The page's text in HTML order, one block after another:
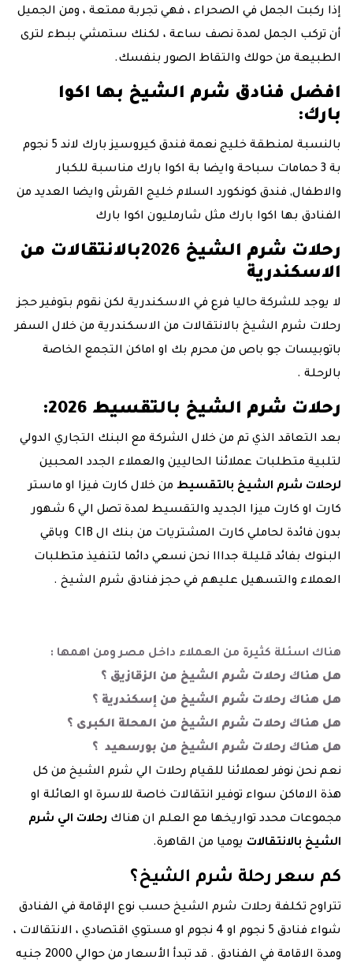
إذا ركبت الجمل في الصحراء ، فهي تجربة ممتعة ، ومن الجميل
أن تركب الجمل لمدة نصف ساعة ، لكنك ستمشي ببطء لترى
الطبيعة من حولك والتقاط الصور بنفسك.
افضل فنادق شرم الشيخ بها اكوا
بارك:
بالنسبة لمنطقة خليج نعمة فندق كيروسيز بارك لاند 5 نجوم
بة 3 حمامات سباحة وايضا بة اكوا بارك مناسبة للكبار
والاطفال, فندق كونكورد السلام خليج القرش وايضا العديد من
الفنادق بها اكوا بارك مثل شارمليون اكوا بارك
رحلات شرم الشيخ 2026بالانتقالات من
الاسكندرية
لا يوجد للشركة حاليا فرع في الاسكندرية لكن نقوم بتوفير حجز
رحلات شرم الشيخ بالانتقالات من الاسكندرية من خلال السفر
باتوبيسات جو باص من محرم بك او اماكن التجمع الخاصة
بالرحلة .
رحلات شرم الشيخ بالتقسيط 2026:
بعد التعاقد الذي تم من خلال الشركة مع البنك التجاري الدولي
لتلبية متطلبات عملائنا الحاليين والعملاء الجدد المحبين
لرحلات شرم الشيخ بالتقسيط من خلال كارت فيزا او ماستر
كارت او كارت ميزا الجديد والتقسيط لمدة تصل الي 6 شهور
بدون فائدة لحاملي كارت المشتريات من بنك ال CIB وباقي
البنوك بفائد قليلة جدااا نحن نسعي دائما لتنفيذ متطلبات
العملاء والتسهيل عليهم في حجز فنادق شرم الشيخ .
هناك اسئلة كثيرة من العملاء داخل مصر ومن اهمها :
هل هناك رحلات شرم الشيخ من الزقازيق ؟
هل هناك رحلات شرم الشيخ من إسكندرية ؟
هل هناك رحلات شرم الشيخ من المحلة الكبرى ؟
هل هناك رحلات شرم الشيخ من بورسعيد ؟
نعم نحن نوفر لعملائنا للقيام رحلات الي شرم الشيخ من كل
هذة الاماكن سواء توفير انتقالات خاصة للاسرة او العائلة او
مجموعات محدد تواريخها مع العلم ان هناك رحلات الي شرم
الشيخ بالانتقالات يوميا من القاهرة.
كم سعر رحلة شرم الشيخ؟
تتراوح تكلفة رحلات شرم الشيخ حسب نوع الإقامة في الفنادق
شواء فنادق 5 نجوم او 4 نجوم او مستوي اقتصادي ، الانتقالات ،
ومدة الاقامة في الفنادق . قد تبدأ الأسعار من حوالي 2000 جنيه